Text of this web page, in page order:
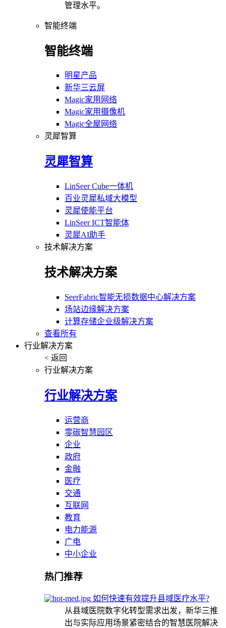
管理水平。
智能终端
智能终端
明星产品
新华三云屏
Magic家用网络
Magic家用摄像机
Magic全屋网络
灵犀智算
灵犀智算
LinSeer Cube一体机
百业灵犀私域大模型
灵犀使能平台
LinSeer ICT智能体
灵犀AI助手
技术解决方案
技术解决方案
SeerFabric智能无损数据中心解决方案
场站边缘解决方案
计算存储企业级解决方案
查看所有
行业解决方案
< 返回
行业解决方案
行业解决方案
运营商
零碳智慧园区
企业
政府
金融
医疗
交通
互联网
教育
电力能源
广电
中小企业
热门推荐
如何快速有效提升县域医疗水平?
从县域医院数字化转型需求出发，新华三推
出与实际应用场景紧密结合的智慧医院解决